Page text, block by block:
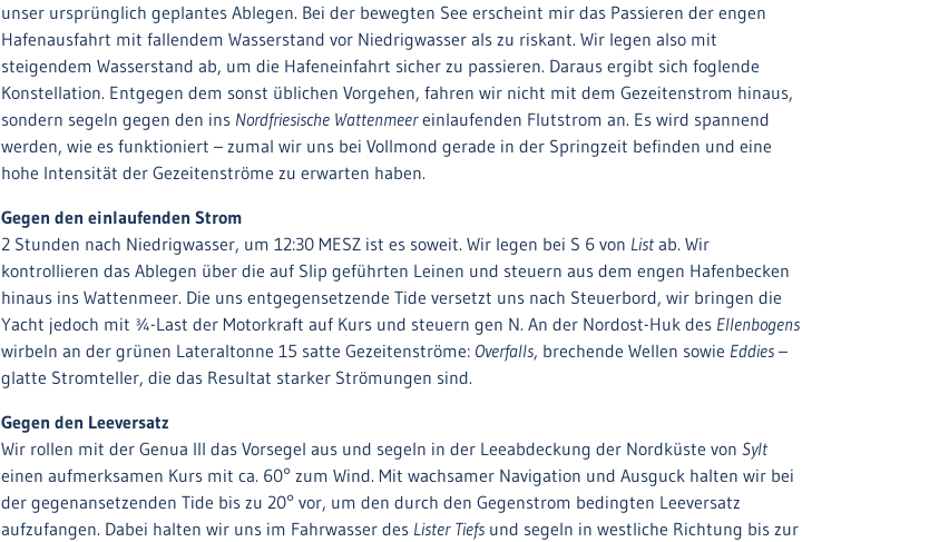
unser ursprünglich geplantes Ablegen. Bei der bewegten See erscheint mir das Passieren der engen
Hafenausfahrt mit fallendem Wasserstand vor Niedrigwasser als zu riskant. Wir legen also mit
steigendem Wasserstand ab, um die Hafeneinfahrt sicher zu passieren. Daraus ergibt sich foglende
Konstellation. Entgegen dem sonst üblichen Vorgehen, fahren wir nicht mit dem Gezeitenstrom hinaus,
sondern segeln gegen den ins Nordfriesische Wattenmeereinlaufenden Flutstrom an. Es wird spannend
werden, wie es funktioniert – zumal wir uns bei Vollmond gerade in der Springzeit befinden und eine
hohe Intensität der Gezeitenströme zu erwarten haben.
Gegen den einlaufenden Strom
2 Stunden nach Niedrigwasser, um 12:30 MESZ ist es soweit. Wir legen bei S 6 von List ab. Wir
kontrollieren das Ablegen über die auf Slip geführten Leinen und steuern aus dem engen Hafenbecken
hinaus ins Wattenmeer. Die uns entgegensetzende Tide versetzt uns nach Steuerbord, wir bringen die
Yacht jedoch mit ¾-Last der Motorkraft auf Kurs und steuern gen N. An der Nordost-Huk des Ellenbogens
wirbeln an der grünen Lateraltonne 15 satte Gezeitenströme: Overfalls, brechende Wellen sowie Eddies –
glatte Stromteller, die das Resultat starker Strömungen sind.
Gegen den Leeversatz
Wir rollen mit der Genua III das Vorsegel aus und segeln in der Leeabdeckung der Nordküste von Sylt
einen aufmerksamen Kurs mit ca. 60° zum Wind. Mit wachsamer Navigation und Ausguck halten wir bei
der gegenansetzenden Tide bis zu 20° vor, um den durch den Gegenstrom bedingten Leeversatz
aufzufangen. Dabei halten wir uns im Fahrwasser des Lister Tiefs und segeln in westliche Richtung bis zur